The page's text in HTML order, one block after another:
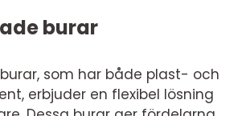
burar
som har både plast- och
erbjuder en flexibel lösning